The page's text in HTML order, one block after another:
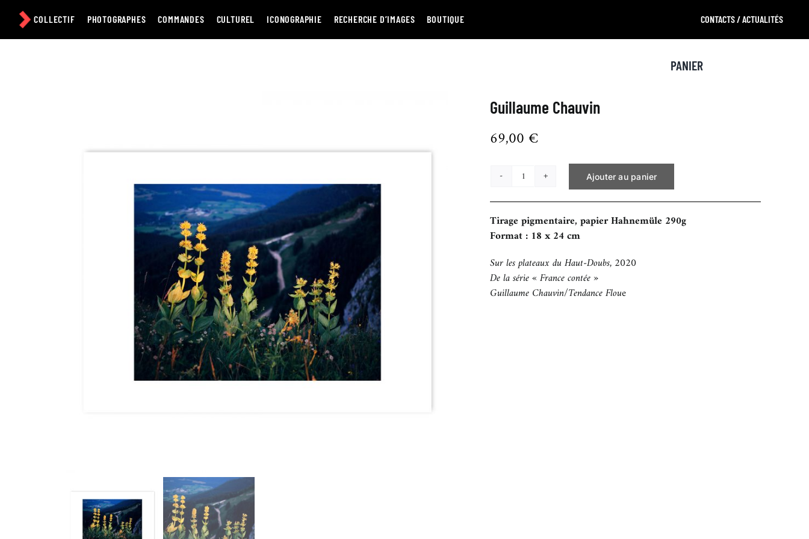
Passer
contenu
COLLECTIF PHOTOGRAPHES COMMANDES CULTUREL ICONOGRAPHIE RECHERCHE D’IMAGES BOUTIQUE CONTACTS / ACTUALITÉS
PANIER
Guillaume Chauvin
69,00€
quantité
de
Guillaume
Chauvin
Ajouter au panier
Tirage pigmentaire, papier Hahnemüle 290g
Format : 18 x 24 cm
Sur les plateaux du Haut-Doubs, 2020
De la série « France contée »
Guillaume Chauvin/Tendance Floue